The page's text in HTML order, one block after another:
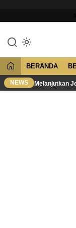
konten
BERANDA
NEWS Melanjutkan